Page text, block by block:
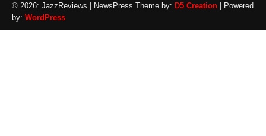
© 2026: JazzReviews | NewsPress Theme by: D5 Creation | Powered
by: WordPress